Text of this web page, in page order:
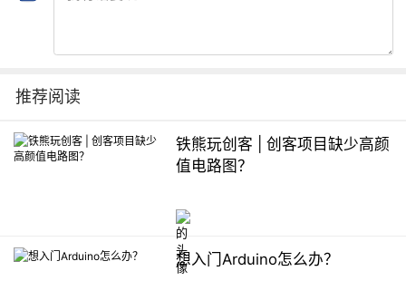
推荐阅读
铁熊玩创客 | 创客项目缺少高颜
值电路图？
想入门Arduino怎么办？